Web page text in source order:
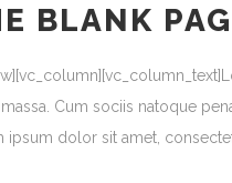
BLANK
Cum sociis natoque
ipsum dolor sit amet,